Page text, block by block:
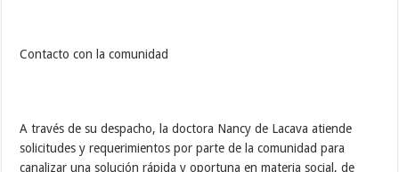
Contacto con la comunidad
A través de su despacho, la doctora Nancy de Lacava atiende
solicitudes y requerimientos por parte de la comunidad para
canalizar una solución rápida y oportuna en materia social, de